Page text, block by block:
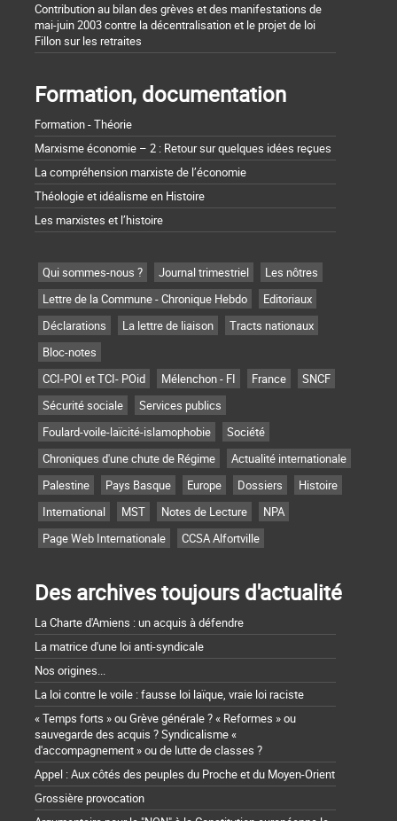
Contribution au bilan des grèves et des manifestations de
mai-juin 2003 contre la décentralisation et le projet de loi
Fillon sur les retraites
Formation, documentation
Formation - Théorie
Marxisme économie – 2 : Retour sur quelques idées reçues
La compréhension marxiste de l’économie
Théologie et idéalisme en Histoire
Les marxistes et l’histoire
Qui sommes-nous ? Journal trimestriel
Les nôtres
Lettre de la Commune - Chronique Hebdo
Editoriaux
Déclarations
La lettre de liaison
Tracts nationaux
Bloc-notes
CCI-POI et TCI- POid
Mélenchon - FI France
SNCF
Sécurité sociale
Services publics
Foulard-voile-laïcité-islamophobie
Société
Chroniques d'une chute de Régime
Actualité internationale
Palestine
Pays Basque Europe Dossiers
Histoire
International
MST Notes de Lecture
NPA
Page Web Internationale
CCSA Alfortville
Des archives toujours d'actualité
La Charte d'Amiens : un acquis à défendre
La matrice d'une loi anti-syndicale
Nos origines...
La loi contre le voile : fausse loi laïque, vraie loi raciste
« Temps forts » ou Grève générale ? « Reformes » ou
sauvegarde des acquis ? Syndicalisme «
d'accompagnement » ou de lutte de classes ?
Appel : Aux côtés des peuples du Proche et du Moyen-Orient
Grossière provocation